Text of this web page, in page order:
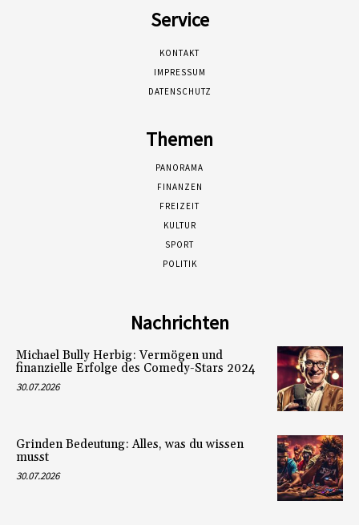
Service
KONTAKT
IMPRESSUM
DATENSCHUTZ
Themen
PANORAMA
FINANZEN
FREIZEIT
KULTUR
SPORT
POLITIK
Nachrichten
Michael Bully Herbig: Vermögen und
finanzielle Erfolge des Comedy-Stars 2024
30.07.2026
Grinden Bedeutung: Alles, was du wissen
musst
30.07.2026